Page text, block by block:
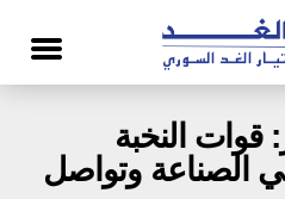
قوات النخبة
الصناعة وتواصل